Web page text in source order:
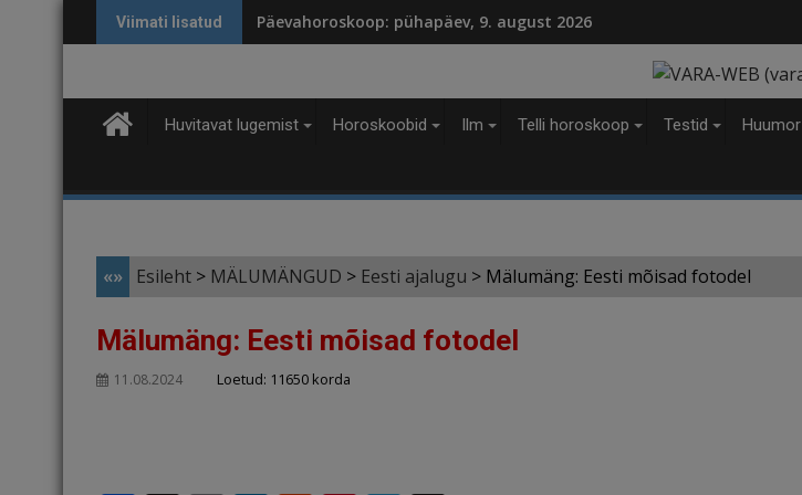
to
Viimati lisatud Päevahoroskoop: pühapäev, 9. august 2026
Huvitavat lugemist Horoskoobid Ilm Telli horoskoop Testid Huumor
«» Esileht > MÄLUMÄNGUD > Eesti ajalugu > Mälumäng: Eesti mõisad fotodel
Mälumäng: Eesti mõisad fotodel
11.08.2024 Loetud: 11650 korda